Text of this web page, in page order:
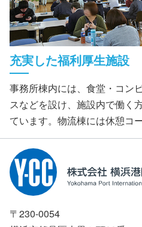
充実した福利厚生施設
事務所棟内には、食堂・コン
スなどを設け、施設内で働く
ています。物流棟には休憩コ
〒230-0054